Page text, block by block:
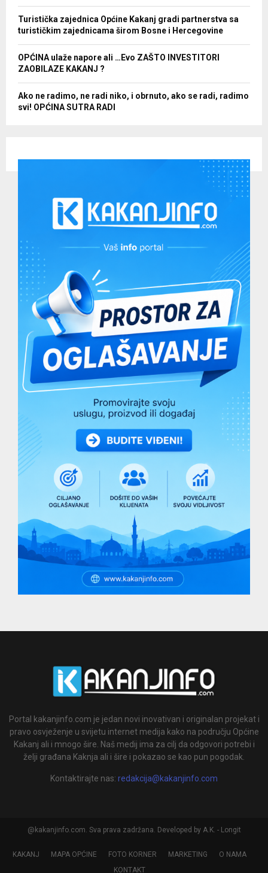
Turistička zajednica Općine Kakanj gradi partnerstva sa
turističkim zajednicama širom Bosne i Hercegovine
OPĆINA ulaže napore ali …Evo ZAŠTO INVESTITORI
ZAOBILAZE KAKANJ ?
Ako ne radimo, ne radi niko, i obrnuto, ako se radi, radimo
svi! OPĆINA SUTRA RADI
Portal kakanjinfo.com je jedan novi inovativan i originalan projekat i
pravo osvježenje u svijetu internet medija kako na području Općine
Kakanj ali i mnogo šire. Naš medij ima za cilj da odgovori potrebi i
želji građana Kaknja ali i šire i pokazao se kao pun pogodak.
Kontaktirajte nas: redakcija@kakanjinfo.com
@kakanjinfo.com. Sva prava zadržana. Developed by A.K. - Longit
KAKANJ MAPA OPĆINE FOTO KORNER MARKETING
O NAMA
KONTAKT